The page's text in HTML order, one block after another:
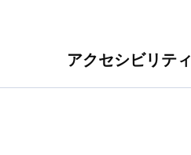
アクセシビリティ